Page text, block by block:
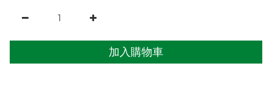
加入購物車